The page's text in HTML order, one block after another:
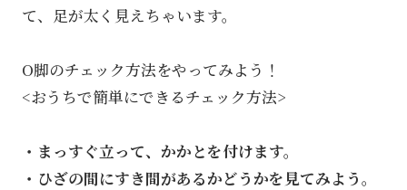
て、足が太く見えちゃいます。
O脚のチェック方法をやってみよう！
<おうちで簡単にできるチェック方法>
・まっすぐ立って、かかとを付けます。
・ひざの間にすき間があるかどうかを見てみよう。